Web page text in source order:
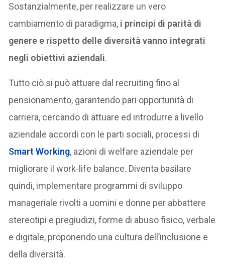
Sostanzialmente, per realizzare un vero
cambiamento di paradigma, i principi di parità di
genere e rispetto delle diversità vanno integrati
negli obiettivi aziendali.
Tutto ciò si può attuare dal recruiting fino al
pensionamento, garantendo pari opportunità di
carriera, cercando di attuare ed introdurre a livello
aziendale accordi con le parti sociali, processi di
Smart Working, azioni di welfare aziendale per
migliorare il work-life balance. Diventa basilare
quindi, implementare programmi di sviluppo
manageriale rivolti a uomini e donne per abbattere
stereotipi e pregiudizi, forme di abuso fisico, verbale
e digitale, proponendo una cultura dell’inclusione e
della diversità.